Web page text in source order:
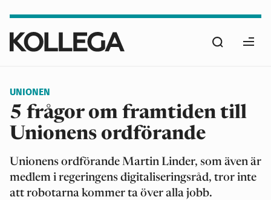
huvudinnehåll
Sök
UNIONEN
5 frågor om framtiden till
Unionens ordförande
Unionens ordförande Martin Linder, som även är
medlem i regeringens digitaliseringsråd, tror inte
att robotarna kommer ta över alla jobb.